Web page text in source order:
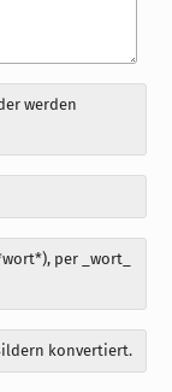
werden
per _wort_
konvertiert.